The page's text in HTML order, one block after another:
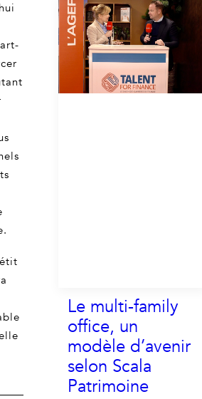
Le multi-family
office, un
modèle d’avenir
selon Scala
Patrimoine